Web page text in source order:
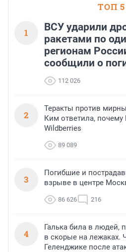
ТОП 5
1
ВСУ ударили
ракетами по
регионам
сообщили о
112 026
2
Теракты против
Ким ответила, почему
Wildberries
89 089
3
Погибшие и
взрыве в центре
86 626 216
4
Галька била в людей,
в скорые на лежаках.
Геленджике после